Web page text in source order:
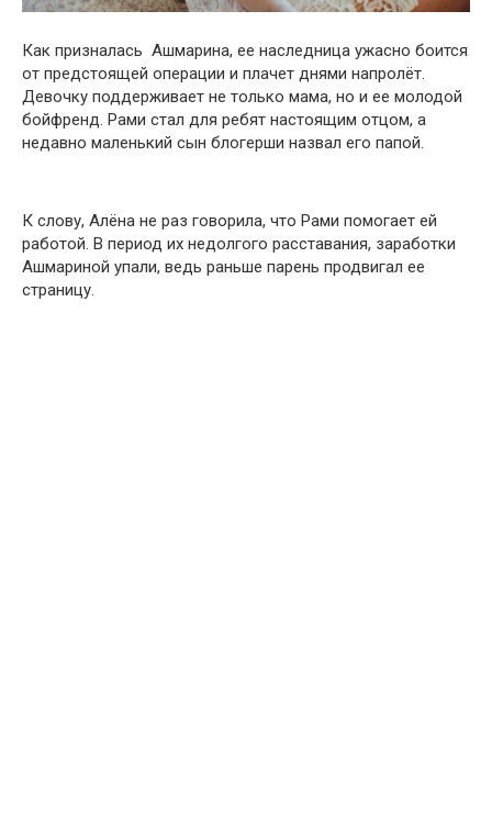
Как призналась Ашмарина, ее наследница ужасно боится
от предстоящей операции и плачет днями напролёт.
Девочку поддерживает не только мама, но и ее молодой
бойфренд. Рами стал для ребят настоящим отцом, а
недавно маленький сын блогерши назвал его папой.
К слову, Алёна не раз говорила, что Рами помогает ей
работой. В период их недолгого расставания, заработки
Ашмариной упали, ведь раньше парень продвигал ее
страницу.